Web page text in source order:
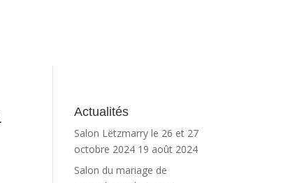
Actualités
Salon Lëtzmarry le 26 et 27
octobre 2024 19 août 2024
Salon du mariage de